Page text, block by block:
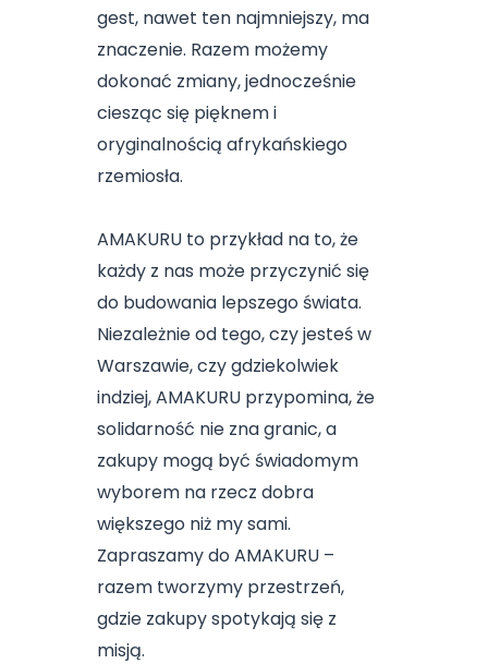
gest, nawet ten najmniejszy, ma
znaczenie. Razem możemy
dokonać zmiany, jednocześnie
ciesząc się pięknem i
oryginalnością afrykańskiego
rzemiosła.
AMAKURU to przykład na to, że
każdy z nas może przyczynić się
do budowania lepszego świata.
Niezależnie od tego, czy jesteś w
Warszawie, czy gdziekolwiek
indziej, AMAKURU przypomina, że
solidarność nie zna granic, a
zakupy mogą być świadomym
wyborem na rzecz dobra
większego niż my sami.
Zapraszamy do AMAKURU –
razem tworzymy przestrzeń,
gdzie zakupy spotykają się z
misją.